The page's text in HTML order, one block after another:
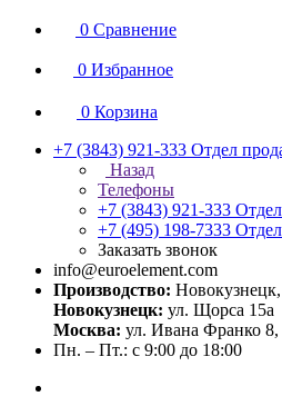
0 Сравнение
0 Избранное
0 Корзина
+7 (3843) 921-333 Отдел
Назад
Телефоны
+7 (3843) 921-333
+7 (495) 198-7333
Заказать звонок
info@euroelement.com
Производство:
Новокузнецк: ул. Щорса 15а
Москва: ул. Ивана Франко 8,
Пн. – Пт.: с 9:00 до 18:00